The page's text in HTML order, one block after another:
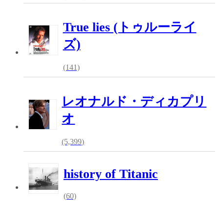
True lies (トゥルーライ
ズ)
(141)
レオナルド・ディカプリ
オ
(5,399)
history of Titanic
(60)